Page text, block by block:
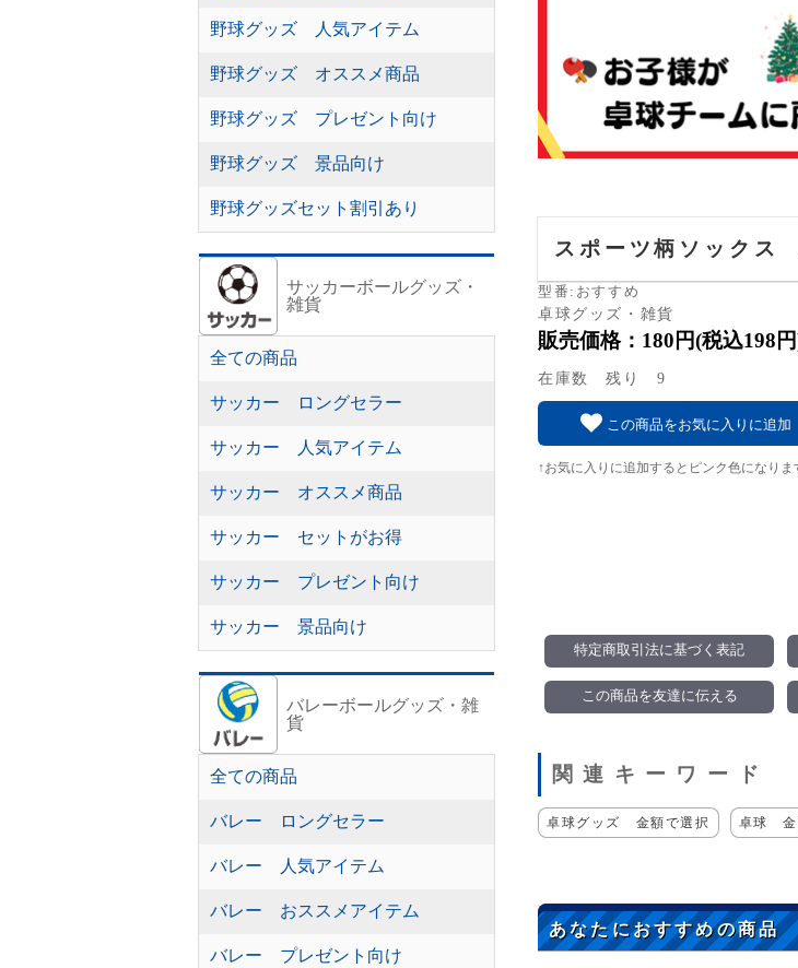
スポーツ柄ソック
型番:おすすめ
卓球グッズ・雑貨
販売価格：180円(税込198
在庫数 残り 9
この商品をお気に入りに追加
↑お気に入りに追加するとピンク色になりま
特定商取引法に基づく表記
この商品を友達に伝える
関連キーワード
卓球グッズ 金額で選択 卓球
あなたにおすすめの商品
野球グッズ 人気アイテム
野球グッズ オススメ商品
野球グッズ プレゼント向け
野球グッズ 景品向け
野球グッズセット割引あり
サッカーボールグッズ・
雑貨
全ての商品
サッカー ロングセラー
サッカー 人気アイテム
サッカー オススメ商品
サッカー セットがお得
サッカー プレゼント向け
サッカー 景品向け
バレーボールグッズ・雑
貨
全ての商品
バレー ロングセラー
バレー 人気アイテム
バレー おススメアイテム
バレー プレゼント向け